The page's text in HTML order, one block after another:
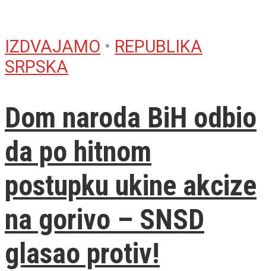
IZDVAJAMO • REPUBLIKA
SRPSKA
Dom naroda BiH odbio
da po hitnom
postupku ukine akcize
na gorivo – SNSD
glasao protiv!